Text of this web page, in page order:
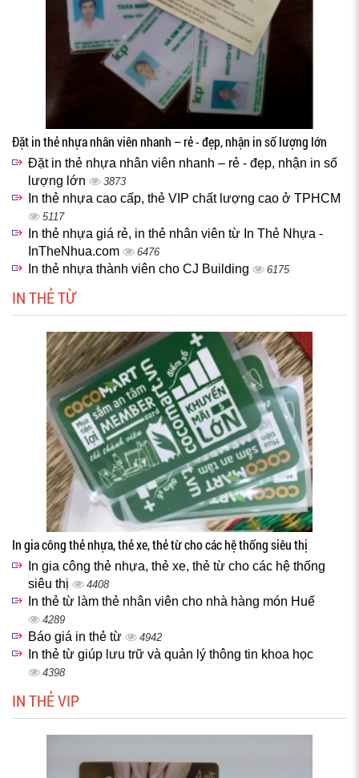
Đặt in thẻ nhựa nhân viên nhanh – rẻ - đẹp, nhận in số lượng lớn
Đặt in thẻ nhựa nhân viên nhanh – rẻ - đẹp, nhận in số
lượng lớn
3873
In thẻ nhựa cao cấp, thẻ VIP chất lượng cao ở TPHCM
5117
In thẻ nhựa giá rẻ, in thẻ nhân viên từ In Thẻ Nhựa -
InTheNhua.com
6476
In thẻ nhựa thành viên cho CJ Building 6175
IN THẺ TỪ
In gia công thẻ nhựa, thẻ xe, thẻ từ cho các hệ thống siêu thị
In gia công thẻ nhựa, thẻ xe, thẻ từ cho các hệ thống
siêu thị
4408
In thẻ từ làm thẻ nhân viên cho nhà hàng món Huế
4289
Báo giá in thẻ từ 4942
In thẻ từ giúp lưu trữ và quản lý thông tin khoa học
4398
IN THẺ VIP